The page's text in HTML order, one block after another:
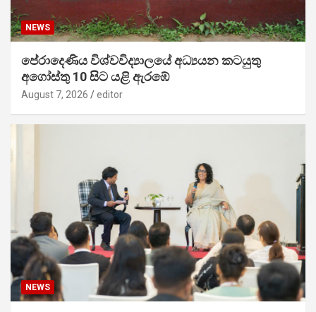
NEWS
පේරාදෙණිය විශ්වවිද්‍යාලයේ අධ්‍යයන කටයුතු
අගෝස්තු 10 සිට යළි ඇරඹේ
August 7, 2026 editor
NEWS